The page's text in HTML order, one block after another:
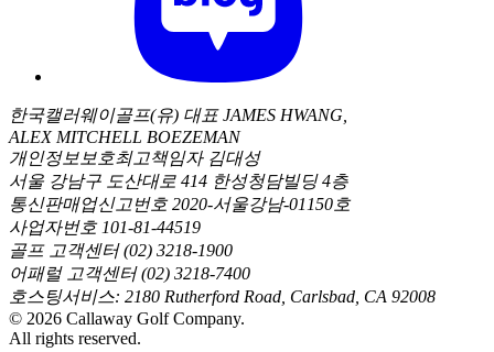
한국캘러웨이골프(유) 대표 JAMES HWANG,
ALEX MITCHELL BOEZEMAN
개인정보보호최고책임자 김대성
서울 강남구 도산대로 414 한성청담빌딩 4층
통신판매업신고번호 2020-서울강남-01150호
사업자번호 101-81-44519
골프 고객센터 (02) 3218-1900
어패럴 고객센터 (02) 3218-7400
호스팅서비스: 2180 Rutherford Road, Carlsbad, CA 92008
© 2026 Callaway Golf Company.
All rights reserved.